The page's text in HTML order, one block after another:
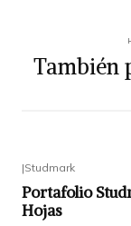
También
|Studmark
Portafolio
Hojas